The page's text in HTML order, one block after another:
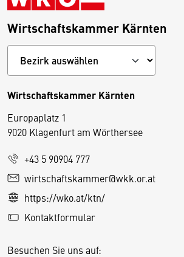
Wirtschaftskammer Kärnten
Wirtschaftskammer Kärnten
Europaplatz 1
9020 Klagenfurt am Wörthersee
+43 5 90904 777
wirtschaftskammer@wkk.or.at
https://wko.at/ktn/
Kontaktformular
Besuchen Sie uns auf:
D
e
s
S